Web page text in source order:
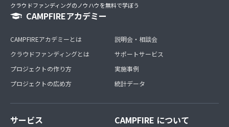
クラウドファンディングのノウハウを無料で学ぼう
CAMPFIREアカデミー
CAMPFIREアカデミーとは
クラウドファンディングとは
プロジェクトの作り方
プロジェクトの広め方
説明会・相談会
サポートサービス
実施事例
統計データ
サービス CAMPFIRE について